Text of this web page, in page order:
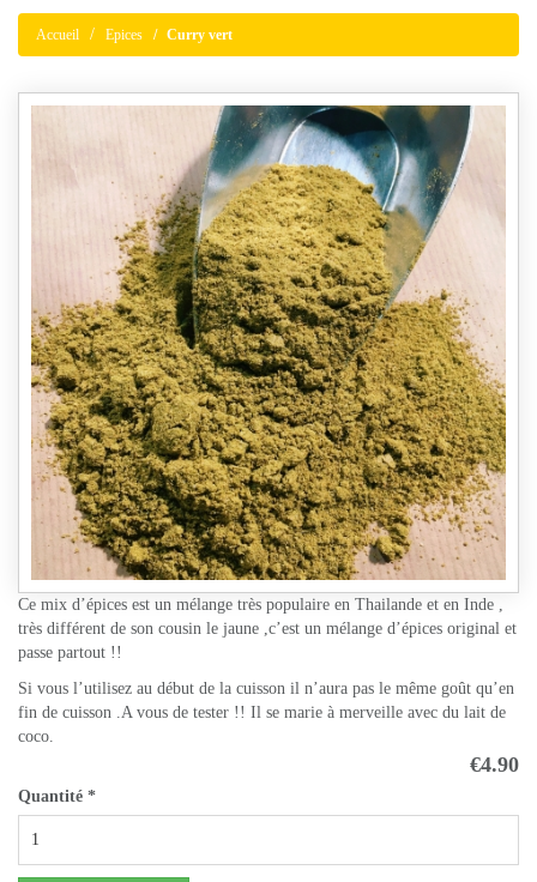
Accueil Epices Curry vert
Ce mix d’épices est un mélange très populaire en Thailande et en Inde ,
très différent de son cousin le jaune ,c’est un mélange d’épices original et
passe partout !!
Si vous l’utilisez au début de la cuisson il n’aura pas le même goût qu’en
fin de cuisson .A vous de tester !! Il se marie à merveille avec du lait de
coco.
€4.90
Quantité *